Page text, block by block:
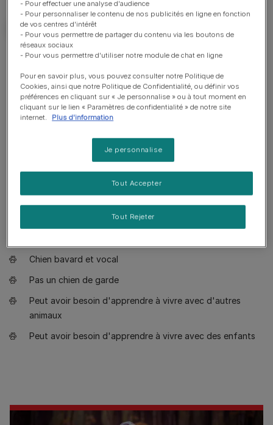
Bon à savoir
Chien adapté à un propriétaire ayant de l'expérience
Education poussée requise
Apprécie les promenades actives
Apprécie de marcher plus de deux heures par jour
Bave très peu
Nécessite d'être entretenu tous les jours
Chien bavard et vocal
Pas un chien de garde
Peut avoir besoin d'apprendre à vivre avec d'autres
animaux
Peut avoir besoin d'apprendre à vivre avec des enfants
- Pour effectuer une analyse d'audience
- Pour personnaliser le contenu de nos publicités en ligne en fonction
de vos centres d'intérêt
- Pour vous permettre de partager du contenu via les boutons de
réseaux sociaux
- Pour vous permettre d'utiliser notre module de chat en ligne
Pour en savoir plus, vous pouvez consulter notre Politique de
Cookies, ainsi que notre Politique de Confidentialité, ou définir vos
préférences en cliquant sur « Je personnalise » ou à tout moment en
cliquant sur le lien « Paramètres de confidentialité » de notre site
internet.
Plus d'information
Je personnalise
Tout Rejeter
Tout Accepter